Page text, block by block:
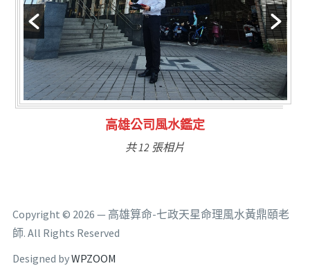
林氏福主量子生基造命
共 6 張相片
Copyright © 2026 — 高雄算命-七政天星命理風水黃鼎頤老
師. All Rights Reserved
Designed byWPZOOM